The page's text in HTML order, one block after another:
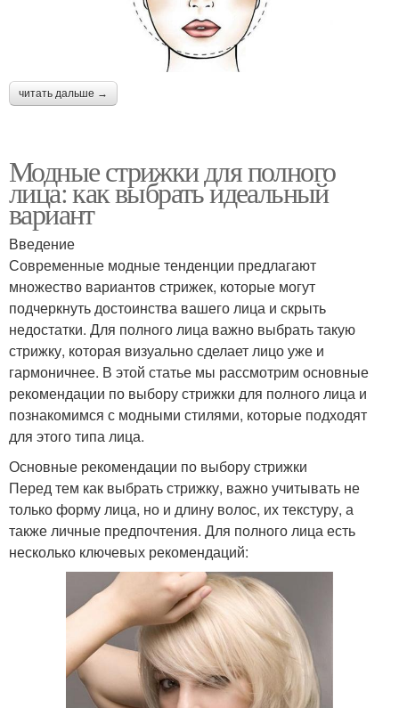
читать дальше →
Модные стрижки для полного
лица: как выбрать идеальный
вариант
Введение
Современные модные тенденции предлагают
множество вариантов стрижек, которые могут
подчеркнуть достоинства вашего лица и скрыть
недостатки. Для полного лица важно выбрать такую
стрижку, которая визуально сделает лицо уже и
гармоничнее. В этой статье мы рассмотрим основные
рекомендации по выбору стрижки для полного лица и
познакомимся с модными стилями, которые подходят
для этого типа лица.
Основные рекомендации по выбору стрижки
Перед тем как выбрать стрижку, важно учитывать не
только форму лица, но и длину волос, их текстуру, а
также личные предпочтения. Для полного лица есть
несколько ключевых рекомендаций: